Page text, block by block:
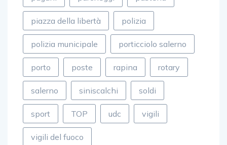
piazza della libertà polizia
polizia municipale porticciolo salerno
porto poste rapina rotary
salerno siniscalchi soldi
sport TOP udc vigili
vigili del fuoco